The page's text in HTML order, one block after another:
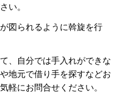
い。
図られるように斡旋を行
、自分では手入れができな
地元で借り手を探すなどお
軽にお問合せください。